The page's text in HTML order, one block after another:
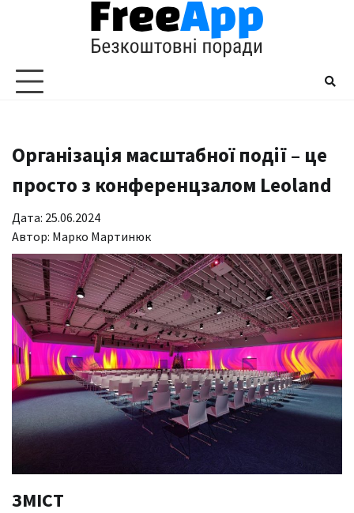
Організація масштабної події – це
просто з конференцзалом Leoland
Дата: 25.06.2024
Автор: Марко Мартинюк
ЗМІСТ